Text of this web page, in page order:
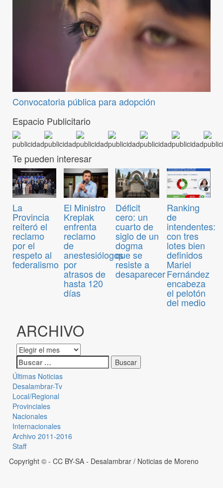
Convocatoria pública para adopción
Espacio Publicitario
Te pueden interesar
La
Provincia
reiteró el
reclamo
por el
respeto al
federalismo
El Ministro
Kreplak
enfrenta
reclamo
de
anestesiólogos
por
atrasos de
hasta 120
días
Déficit
cero: un
cuarto de
siglo de un
dogma
que se
resiste a
desaparecer
Ranking
de
intendentes:
con tres
lotes bien
definidos
Mariel
Fernández
encabeza
el pelotón
del medio
ARCHIVO
Últimas Noticias
Desalambrar-Tv
Local/Regional
Provinciales
Nacionales
Internacionales
Archivo 2011-2016
Staff
Copyright © - CC BY-SA - Desalambrar / Noticias de Moreno